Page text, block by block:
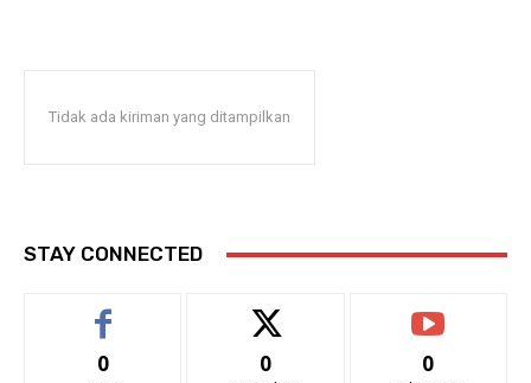
Tidak ada kiriman yang ditampilkan
STAY CONNECTED
0 0 0